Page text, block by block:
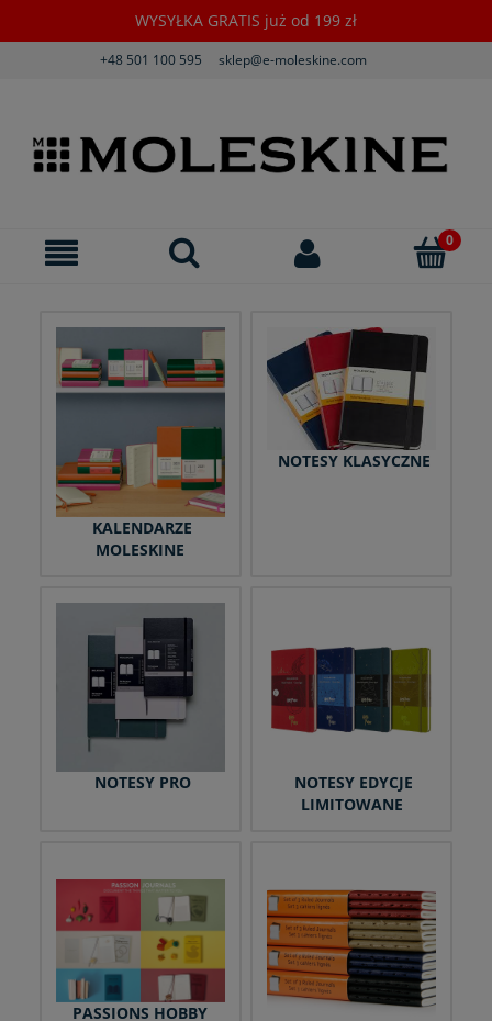
WYSYŁKA GRATIS już od 199 zł
+48 501 100 595 sklep@e-moleskine.com
KALENDARZE
MOLESKINE
NOTESY KLASYCZNE
NOTESY PRO
NOTESY EDYCJE
LIMITOWANE
PASSIONS HOBBY